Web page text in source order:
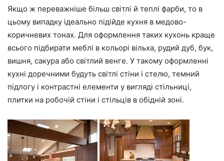
Якщо ж переважніше більш світлі й теплі фарби, то в
цьому випадку ідеально підійде кухня в медово-
коричневих тонах. Для оформлення таких кухонь краще
всього підбирати меблі в кольорі вільха, рудий дуб, бук,
вишня, сакура або світлий венге. У такому оформленні
кухні доречними будуть світлі стіни і стелю, темний
підлогу і контрастні елементи у вигляді стільниці,
плитки на робочій стіни і стільців в обідній зоні.